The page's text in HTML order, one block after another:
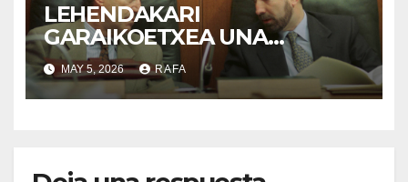
LEHENDAKARI
GARAIKOETXEA UNA
PERSONA QUE DIGNIFICA EL
EJERCICIO DE LA POLÍTICA
MAY 5, 2026 RAFA